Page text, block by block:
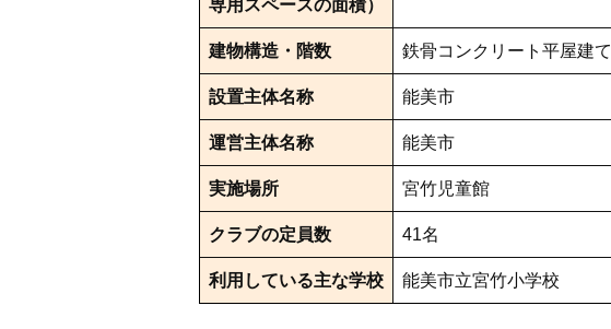
専用スペースの面積）
建物構造・階数 鉄骨コンクリート平屋建て
設置主体名称 能美市
運営主体名称 能美市
実施場所 宮竹児童館
クラブの定員数 41名
利用している主な学校 能美市立宮竹小学校